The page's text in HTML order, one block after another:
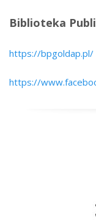
Biblioteka
https://bpgoldap.pl/
https://